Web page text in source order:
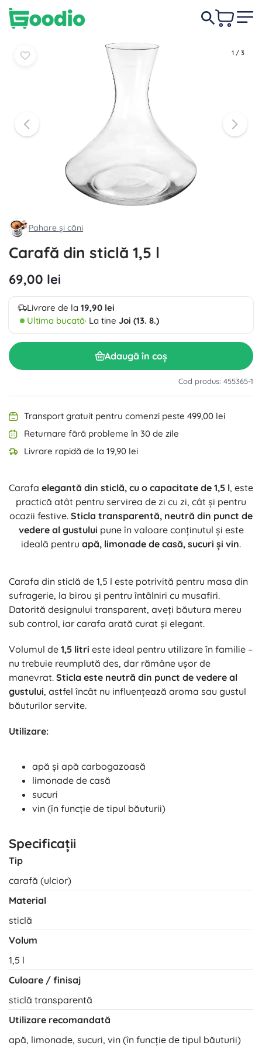
1 / 3
Pahare și căni
Carafă din sticlă 1,5 l
69,00 lei
Livrare de la 19,90 lei
Ultima bucată· La tine Joi (13. 8.)
Adaugă în coș
Cod produs: 455365-1
Transport gratuit pentru comenzi peste 499,00 lei
Returnare fără probleme în 30 de zile
Livrare rapidă de la 19,90 lei
Carafa elegantă din sticlă, cu o capacitate de 1,5 l, este
practică atât pentru servirea de zi cu zi, cât și pentru
ocazii festive. Sticla transparentă, neutră din punct de
vedere al gustului pune în valoare conținutul și este
ideală pentru apă, limonade de casă, sucuri și vin.
Carafa din sticlă de 1,5 l este potrivită pentru masa din
sufragerie, la birou și pentru întâlniri cu musafiri.
Datorită designului transparent, aveți băutura mereu
sub control, iar carafa arată curat și elegant.
Volumul de 1,5 litri este ideal pentru utilizare în familie –
nu trebuie reumplută des, dar rămâne ușor de
manevrat. Sticla este neutră din punct de vedere al
gustului, astfel încât nu influențează aroma sau gustul
băuturilor servite.
Utilizare:
apă și apă carbogazoasă
limonade de casă
sucuri
vin (în funcție de tipul băuturii)
Specificații
Tip
carafă (ulcior)
Material
sticlă
Volum
1,5 l
Culoare / finisaj
sticlă transparentă
Utilizare recomandată
apă, limonade, sucuri, vin (în funcție de tipul băuturii)
69,00 lei În coșÎn coș